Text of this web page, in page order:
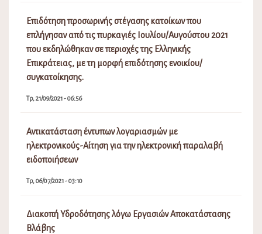
Επιδότηση προσωρινής στέγασης κατοίκων που
επλήγησαν από τις πυρκαγιές Ιουλίου/Αυγούστου 2021
που εκδηλώθηκαν σε περιοχές της Ελληνικής
Επικράτειας, με τη μορφή επιδότησης ενοικίου/
συγκατοίκησης.
Τρ, 21/09/2021 - 06:56
Αντικατάσταση έντυπων λογαριασμών με
ηλεκτρονικούς-Αίτηση για την ηλεκτρονική παραλαβή
ειδοποιήσεων
Τρ, 06/07/2021 - 03:10
Διακοπή Υδροδότησης λόγω Εργασιών Αποκατάστασης
Βλάβης